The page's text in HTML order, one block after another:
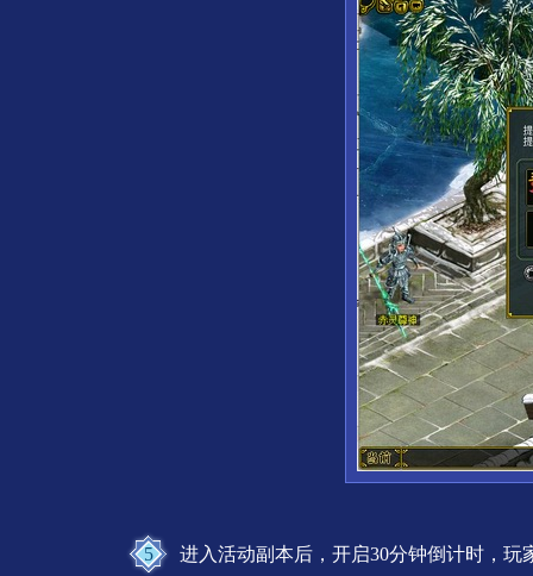
5 进入活动副本后，开启30分钟倒计时，